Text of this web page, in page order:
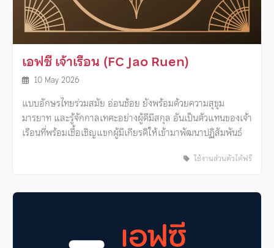
เอฟซี เจ้าเรือน (FC Jao Ruen)
10 May 2026
แบบอักษรไทยร่วมสมัย อ่อนช้อย ยังพร้อมด้วยความสุขุม
มารยาท และรู้จักกาลเทศะอย่างผู้ดีมีสกุล อันเป็นตัวแทนของเจ้า
เรือนที่พร้อมเชื้อเชิญแขกผู้มีเกียรติให้เข้ามาพัฒนาปฏิสัมพันธ์
ใช้งานส่วนตัวได้ฟรี